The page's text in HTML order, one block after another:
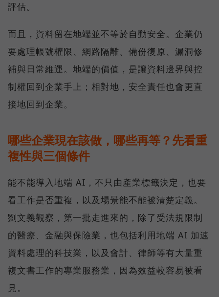
評估。
而且，資料留在地端並不等於自動安全。企業仍
要處理帳號權限、網路隔離、備份復原、漏洞修
補與日常維運。地端的價值，是讓資料邊界與控
制權回到企業手上；相對地，安全責任也會更直
接地回到企業。
哪些企業現在該做，哪些再等？先看重
複性與三個條件
能不能導入地端 AI，不只由產業標籤決定，也要
看工作是否重複，以及場景能不能被清楚定義。
劉文義觀察，第一批走進來的，除了受法規限制
的醫療、金融與保險業，也包括利用地端 AI 加速
資料處理的科技業，以及會計、律師等有大量重
複文書工作的專業服務業，因為效益較容易被看
見。